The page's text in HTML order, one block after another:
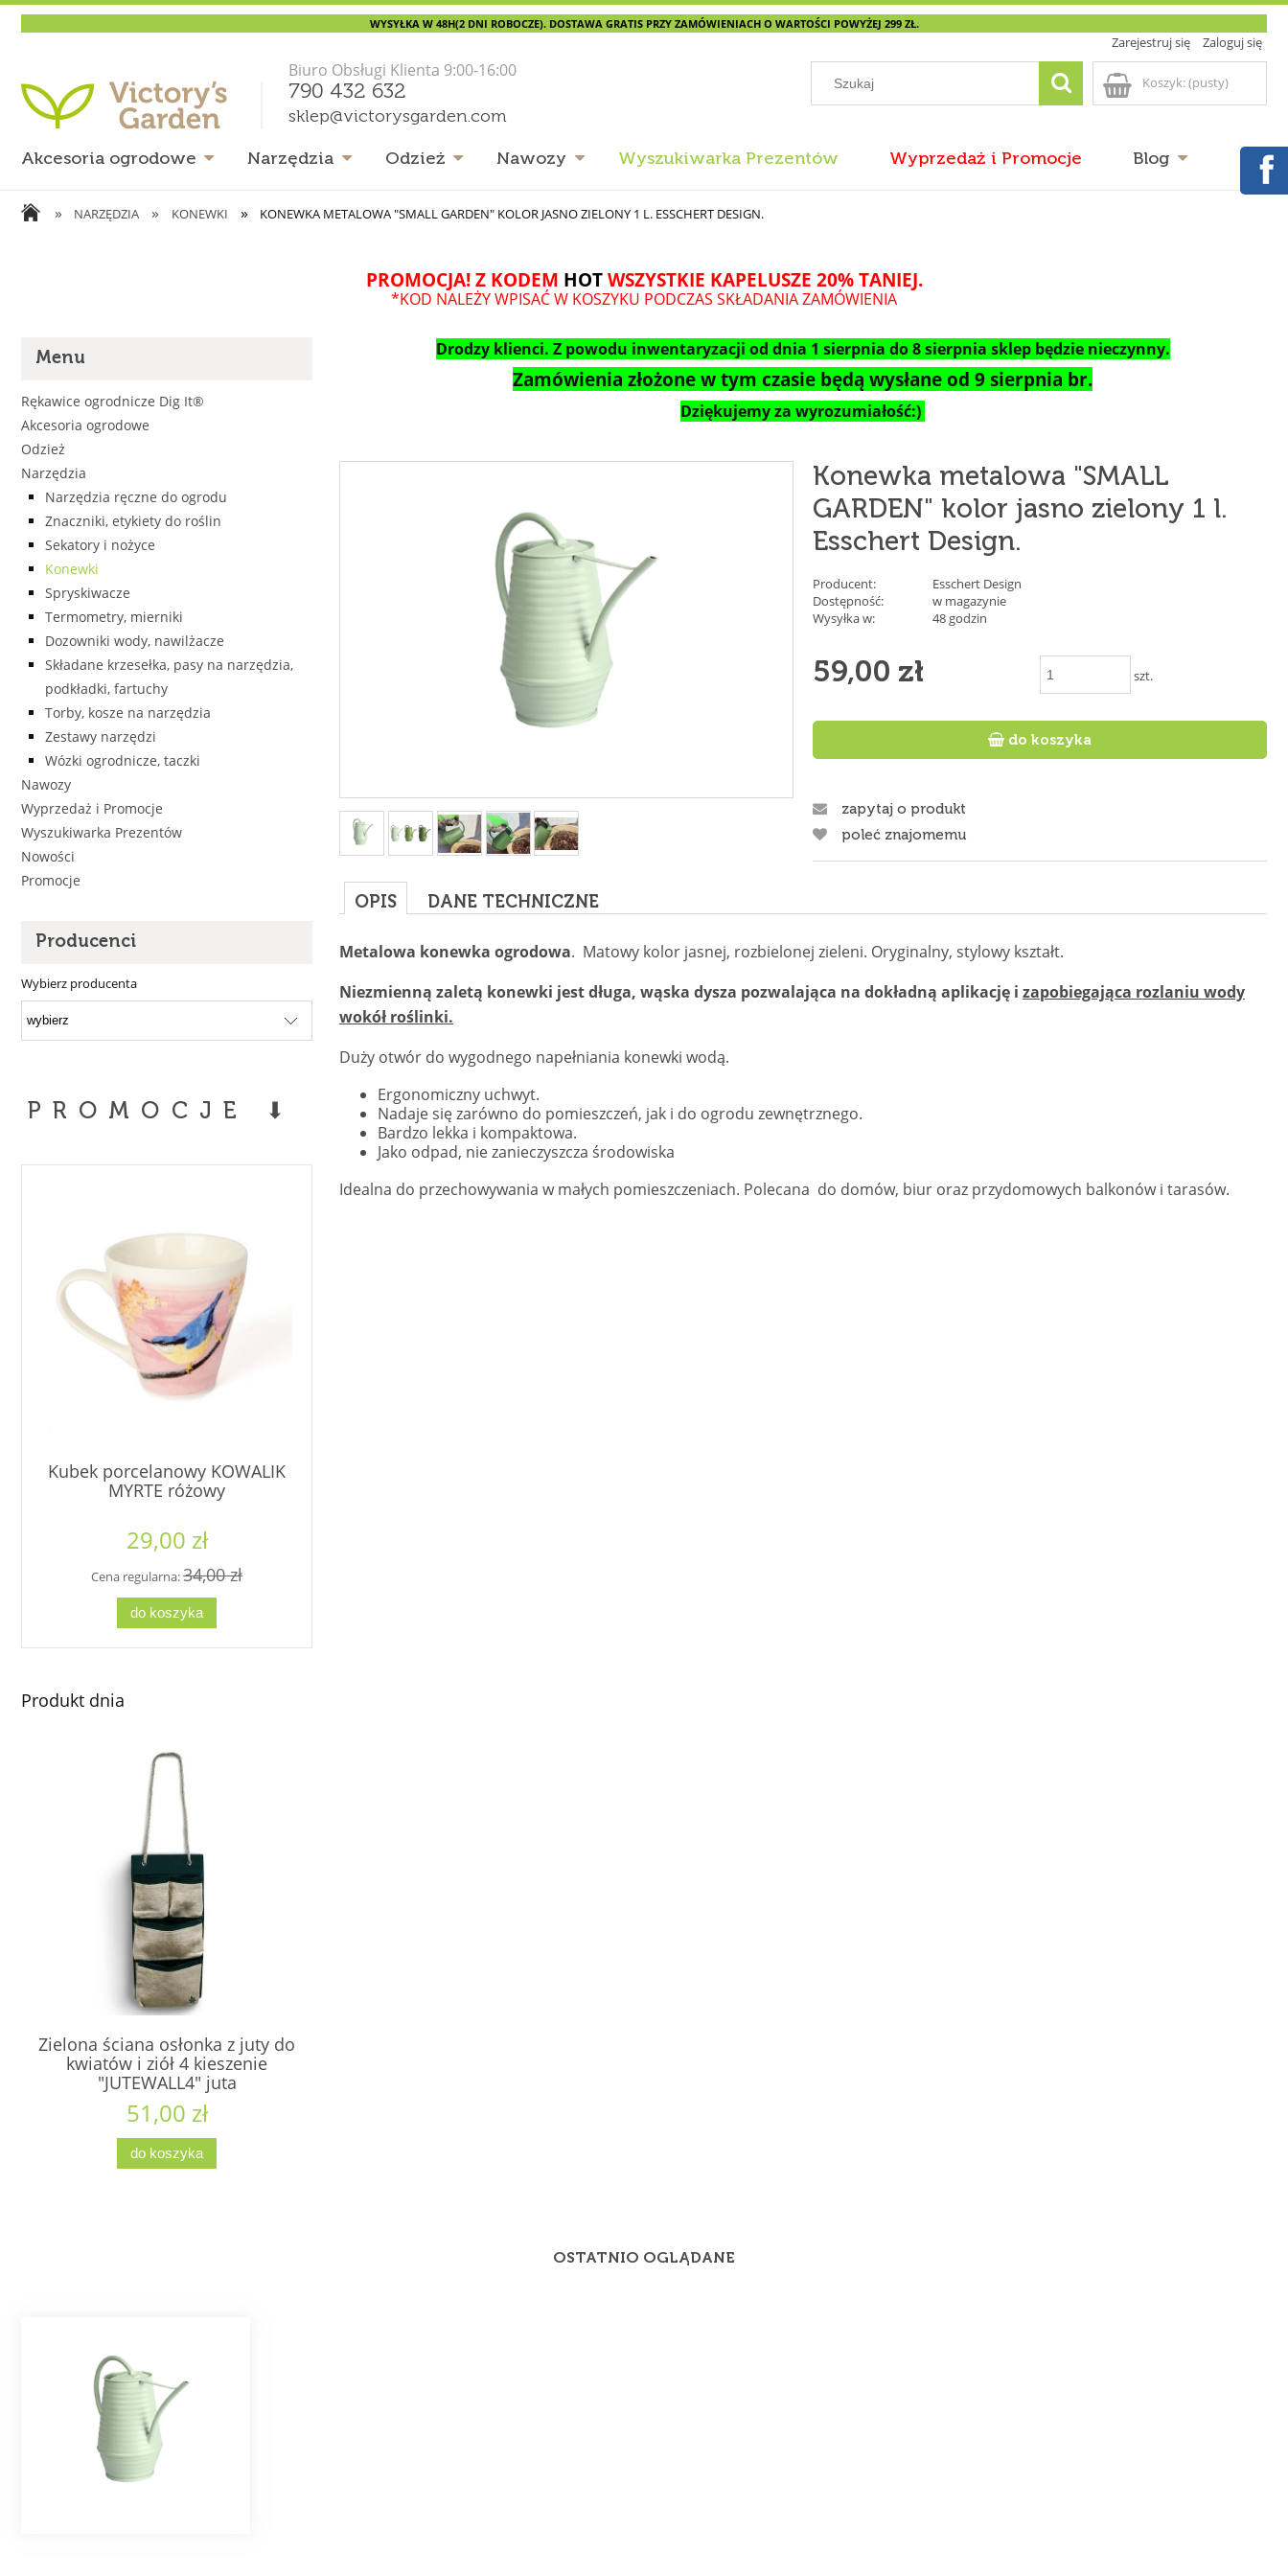
WYSYŁKA W 48H(2 DNI ROBOCZE). DOSTAWA GRATIS PRZY ZAMÓWIENIACH O WARTOŚCI POWYŻEJ 299 ZŁ.
Zarejestruj się Zaloguj się
Biuro Obsługi Klienta 9:00-16:00
790 432 632
sklep@victorysgarden.com
Koszyk:(pusty)
Akcesoria ogrodowe Narzędzia Odzież Nawozy Wyszukiwarka Prezentów Wyprzedaż i Promocje Blog
» NARZĘDZIA » KONEWKI » KONEWKA METALOWA "SMALL GARDEN" KOLOR JASNO ZIELONY 1 L. ESSCHERT DESIGN.
PROMOCJA! Z KODEM HOTWSZYSTKIE KAPELUSZE 20% TANIEJ.
*KOD NALEŻY WPISAĆ W KOSZYKU PODCZAS SKŁADANIA ZAMÓWIENIA
Menu
Rękawice ogrodnicze Dig It®
Akcesoria ogrodowe
Odzież
Narzędzia
Narzędzia ręczne do ogrodu
Znaczniki, etykiety do roślin
Sekatory i nożyce
Konewki
Spryskiwacze
Termometry, mierniki
Dozowniki wody, nawilżacze
Składane krzesełka, pasy na narzędzia,
podkładki, fartuchy
Torby, kosze na narzędzia
Zestawy narzędzi
Wózki ogrodnicze, taczki
Nawozy
Wyprzedaż i Promocje
Wyszukiwarka Prezentów
Nowości
Promocje
Producenci
Wybierz producenta
PROMOCJE ⬇
Kubek porcelanowy KOWALIK
MYRTE różowy
29,00 zł
Cena regularna:34,00 zł
do koszyka
Produkt dnia
Zielona ściana osłonka z juty do
kwiatów i ziół 4 kieszenie
"JUTEWALL4" juta
51,00 zł
do koszyka
Drodzy klienci. Z powodu inwentaryzacji od dnia 1 sierpnia do 8 sierpnia sklep będzie nieczynny.
Zamówienia złożone w tym czasie będą wysłane od 9 sierpnia br.
Dziękujemy za wyrozumiałość:)
Konewka metalowa "SMALL
GARDEN" kolor jasno zielony 1 l.
Esschert Design.
Producent:
Esschert Design
Dostępność:
w magazynie
Wysyłka w:
48 godzin
59,00 zł szt.
 do koszyka
zapytaj o produkt
poleć znajomemu
OPIS DANE TECHNICZNE
Metalowa konewka ogrodowa. Matowy kolor jasnej, rozbielonej zieleni. Oryginalny, stylowy kształt.
Niezmienną zaletą konewki jest długa, wąska dysza pozwalająca na dokładną aplikację i zapobiegająca rozlaniu wody
wokół roślinki.
Duży otwór do wygodnego napełniania konewki wodą.
Ergonomiczny uchwyt.
Nadaje się zarówno do pomieszczeń, jak i do ogrodu zewnętrznego.
Bardzo lekka i kompaktowa.
Jako odpad, nie zanieczyszcza środowiska
Idealna do przechowywania w małych pomieszczeniach. Polecana do domów, biur oraz przydomowych balkonów i tarasów.
OSTATNIO OGLĄDANE